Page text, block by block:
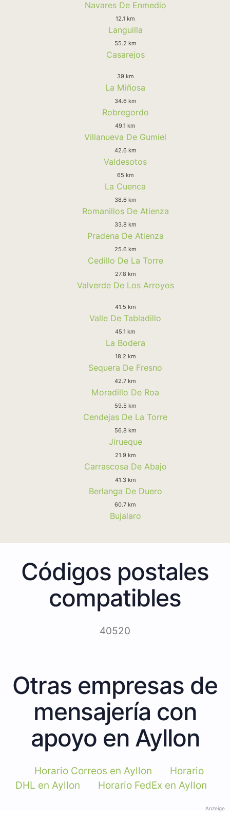
Navares De Enmedio
12.1 km
Languilla
55.2 km
Casarejos
39 km
La Miñosa
34.6 km
Robregordo
49.1 km
Villanueva De Gumiel
42.6 km
Valdesotos
65 km
La Cuenca
38.6 km
Romanillos De Atienza
33.8 km
Pradena De Atienza
25.6 km
Cedillo De La Torre
27.8 km
Valverde De Los Arroyos
41.5 km
Valle De Tabladillo
45.1 km
La Bodera
18.2 km
Sequera De Fresno
42.7 km
Moradillo De Roa
59.5 km
Cendejas De La Torre
56.8 km
Jirueque
21.9 km
Carrascosa De Abajo
41.3 km
Berlanga De Duero
60.7 km
Bujalaro
Códigos postales
compatibles
40520
Otras empresas de
mensajería con
apoyo en Ayllon
Horario Correos en Ayllon
Horario
DHL en Ayllon
Horario FedEx en Ayllon
Anzeige